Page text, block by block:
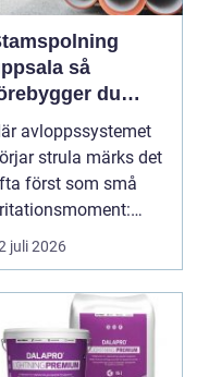
så
du
och
i
fastigheten
avloppssystemet
strula märks det
först som små
långsam avrinning ...
juli 2026